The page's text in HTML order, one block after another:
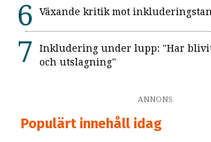
Växande kritik mot
Inkludering under lupp: "Har
och utslagning"
ANNONS
Populärt innehåll idag